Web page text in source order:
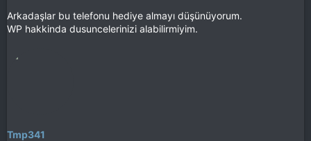
Arkadaşlar bu telefonu hediye almayı düşünüyorum.
WP hakkinda dusuncelerinizi alabilirmiyim.
Tmp341